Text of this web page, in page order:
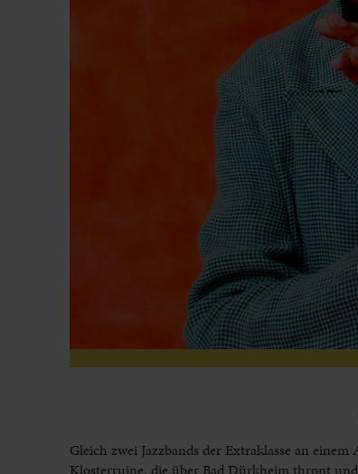
Gleich zwei Jazzbands der Extraklasse an